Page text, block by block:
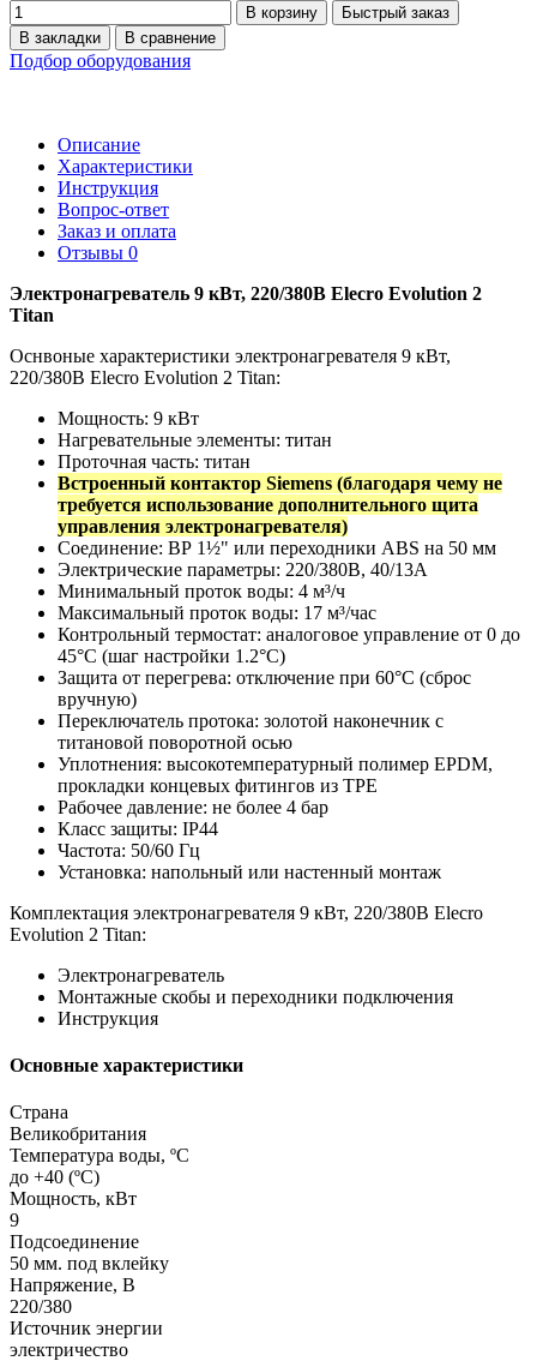
В корзину
Быстрый заказ
В закладки
В сравнение
Подбор оборудования
Описание
Характеристики
Инструкция
Вопрос-ответ
Заказ и оплата
Отзывы 0
Электронагреватель 9 кВт, 220/380В Elecro Evolution 2
Titan
Оснвоные характеристики электронагревателя 9 кВт,
220/380В Elecro Evolution 2 Titan:
Мощность: 9 кВт
Нагревательные элементы: титан
Проточная часть: титан
Встроенный контактор Siemens (благодаря чему не
требуется использование дополнительного щита
управления электронагревателя)
Соединение: ВР 1½" или переходники ABS на 50 мм
Электрические параметры: 220/380В, 40/13А
Минимальный проток воды: 4 м³/ч
Максимальный проток воды: 17 м³/час
Контрольный термостат: аналоговое управление от 0 до
45°C (шаг настройки 1.2°C)
Защита от перегрева: отключение при 60°С (сброс
вручную)
Переключатель протока: золотой наконечник с
титановой поворотной осью
Уплотнения: высокотемпературный полимер EPDM,
прокладки концевых фитингов из TPE
Рабочее давление: не более 4 бар
Класс защиты: IP44
Частота: 50/60 Гц
Установка: напольный или настенный монтаж
Комплектация электронагревателя 9 кВт, 220/380В Elecro
Evolution 2 Titan:
Электронагреватель
Монтажные скобы и переходники подключения
Инструкция
Основные характеристики
Страна
Великобритания
Температура воды, ºС
до +40 (ºС)
Мощность, кВт
9
Подсоединение
50 мм. под вклейку
Напряжение, В
220/380
Источник энергии
электричество